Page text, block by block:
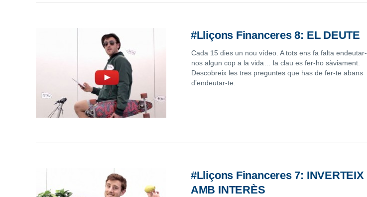
#Lliçons Financeres 8: EL DEUTE
Cada 15 dies un nou vídeo. A tots ens fa falta endeutar-
nos algun cop a la vida… la clau es fer-ho sàviament.
Descobreix les tres preguntes que has de fer-te abans
d’endeutar-te.
#Lliçons Financeres 7: INVERTEIX
AMB INTERÈS